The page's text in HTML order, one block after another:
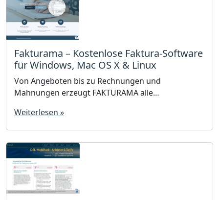
Fakturama – Kostenlose Faktura-Software
für Windows, Mac OS X & Linux
Von Angeboten bis zu Rechnungen und
Mahnungen erzeugt FAKTURAMA alle
Inklusive Anbindung an Ihren Webshop, uvm. Auch
die E-Rechnung / ZUGFeRD wird unterstützt.
Weiterlesen »